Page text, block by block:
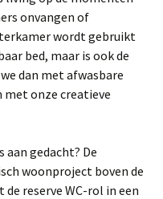
onvangen of
wordt gebruikt
bed, maar is ook de
dan met afwasbare
onze creatieve
aan gedacht? De
woonproject boven de
reserve WC-rol in een